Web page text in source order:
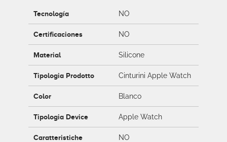
Tecnología NO
Certificaciones NO
Material Silicone
Tipologia Prodotto Cinturini Apple Watch
Color Blanco
Tipologia Device Apple Watch
Caratteristiche NO